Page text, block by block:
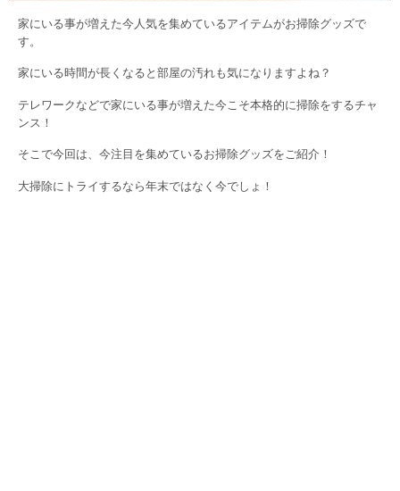
家にいる事が増えた今人気を集めているアイテムがお掃除グッズで
す。
家にいる時間が長くなると部屋の汚れも気になりますよね？
テレワークなどで家にいる事が増えた今こそ本格的に掃除をするチャ
ンス！
そこで今回は、今注目を集めているお掃除グッズをご紹介！
大掃除にトライするなら年末ではなく今でしょ！